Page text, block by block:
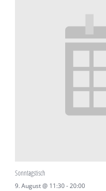
Sonntagstisch
9. August @ 11:30-20:00